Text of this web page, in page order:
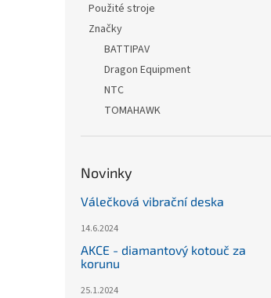
Použité stroje
Značky
BATTIPAV
Dragon Equipment
NTC
TOMAHAWK
Novinky
Válečková vibrační deska
14.6.2024
AKCE - diamantový kotouč za
korunu
25.1.2024